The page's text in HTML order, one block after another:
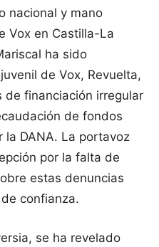
nacional y mano
Vox en Castilla-La
ha sido
de Vox, Revuelta,
de financiación irregular
de fondos
la DANA. La portavoz
por la falta de
estas denuncias
confianza.
se ha revelado